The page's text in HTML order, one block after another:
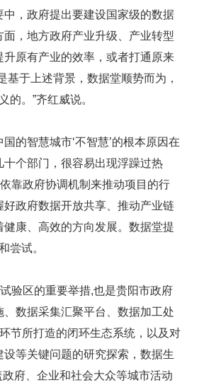
，政府提出要建设国家级的数据
，地方政府产业升级、产业转型
原有产业的效率，或者打通原来
于上述背景，数据堂顺势而为，
的。”齐红威说。
的智慧城市‘不智慧’的根本原因在
个部门，很容易出现浮躁过热
靠政府协调机制来推动项目的行
政府数据开放共享、推动产业链
康、高效的方向发展。数据堂提
尝试。
验区的重要举措,也是贵阳市政府
数据采集汇聚平台、数据加工处
节所打造的闭环生态系统，以及对
等关键问题的研究探索，数据生
政府、企业和社会大众等城市活动